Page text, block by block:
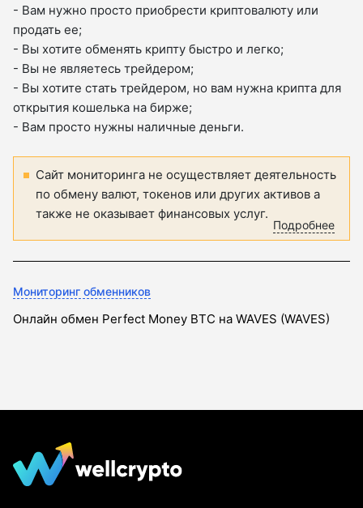
- Вам нужно просто приобрести криптовалюту или
продать ее;
- Вы хотите обменять крипту быстро и легко;
- Вы не являетесь трейдером;
- Вы хотите стать трейдером, но вам нужна крипта для
открытия кошелька на бирже;
- Вам просто нужны наличные деньги.
Сайт мониторинга не осуществляет деятельность
по обмену валют, токенов или других активов а
также не оказывает финансовых услуг.
Подробнее
Мониторинг обменников
Онлайн обмен Perfect Money BTC на WAVES (WAVES)